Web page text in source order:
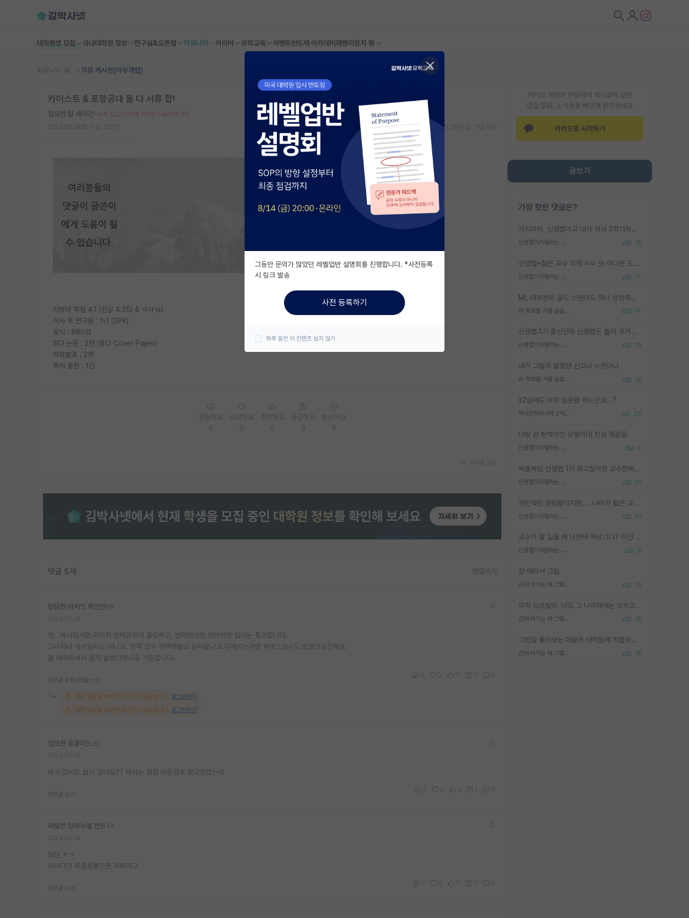
대학원생 모집 국내대학원 정보 연구실&오픈랩 커뮤니티 커리어 유학교육 이벤트반도체 아카데미 재팬라운지 🌸
커뮤니티 홈 자유 게시판(아무개랩)
카카오 계정과 연동하여 게시글에 달린
댓글 알람, 소식등을 빠르게 받아보세요
카카오로 시작하기
글쓰기
가장 핫한 댓글은?
가지마라. 신생랩이고 내가 석사 3학기차인데 최고참인데 나도 아무것도 모르는데 교수가 후배들 왜 논문 교육 안시키냐. 논문 왜 안 써오냐 닦달한다
신생랩가지말라는 이유가 있었구나 19
신생랩+젊은 교수 이게 ㄹㅇ 모 아니면 도인듯.
신생랩가지말라는 이유가 있었구나 17
ML 대부분이 골드 스탠다드 하나 상정해놓고 (벤치마크 데이터셋이 여러 개면 여러 개 상정) 그거 얼마나 잘 맞추나 싸움임 가끔 번뜩이는 설계 철학을 보여주는 논문들도 있지만 대부분 그거 성적 얼마나 더 올리느라에 혈안이 되어 있는 측면이 잇음
AI 학회들 거품 슬슬 지적이 나오네요 14
신생랩 1기 출신인데 신생랩은 줠라 무거운 바벨 같은거임. 들면 대박인데 못들면 깔려 죽음. 아무도 알려주지 않는 환경에서 자생해야하지만, 일단 살아남았다면 그 어떤 사람보다 악착같고 생존력 높은 사람으로 거듭날 수 있음
신생랩가지말라는 이유가 있었구나 19
내가 그렇게 말할땐 신고나 누르더니
AI 학회들 거품 슬슬 지적이 나오네요 12
32살에도 이런 질문을 하는군요...?
박사진학하기에 2억은 괜찮은 (?) 정도의 경제력인가요 25
나랑 걍 판박이인 상황이네 진심 뭐같음
신생랩가지말라는 이유가 있었구나 8
복불복임 신생랩 1기 최고참이면 교수한테 직접 지도받는 시간이 매우 많음 제대로 된 교수라면 말이지 그게 아니라면 그냥 넌 해방 불가능한 노예 1호에 감점쓰레기통이 되는거고
신생랩가지말라는 이유가 있었구나 10
개인적인 경험들이지만.... 나이가 젊은 교수일수록 꼰대라는 가면을 쓴 채로 무례함을 행동하는 경우가 거의 90% 정도였음. 나이가 어린데 다른 또래들과 달리 명예, 권력, 재력까지 얻었으니 세상 다 가진 기분이겠지. 오히러 나이 든 교수들이 행동과 말을 더 조심하시더라.
신생랩가지말라는 이유가 있었구나 10
교수가 할 일을 왜 너한테 떠넘기냐? 이건 교수가 제대로 잘 알지 못하는 경우일텐데...
신생랩가지말라는 이유가 있었구나 8
걍 애라서 그럼
근데 여기는 왜 그렇게 SPK를 물어보는거임? 13
아직 모르잖아. 나도 그 나이때에는 모르고 평가 받고 안심하고 싶었어.
근데 여기는 왜 그렇게 SPK를 물어보는거임? 15
그런걸 물어보는 애들은 대학원에 적합하지 않다
근데 여기는 왜 그렇게 SPK를 물어보는거임? 16
카이스트 & 포항공대 둘 다 서류 합!
집요한 칼 세이건
누적 신고가 20개 이상인 사용자입니다.
스크랩 신고하기
지방대 학점 4.1 (전공 4.25) & 석사 ist
석사 후 연구원 : 1년 (SPK)
토익 : 880점
SCI 논문 : 2편 (둘다 Cover Paper)
학회발표 : 2편
특허 출원 : 1건
댓글 5개 댓글쓰기
답답한 리처드 파인만
엥.. 박사입시면 어차피 컨택유무가 중요하고, 컨택됐으면 웬만하면 입시는 통과합니다.
그나저나 석사입시도 아니고, 양쪽 모두 컨택해놓고 입시끝나고 각재시는거면 욕먹으실수도 있을것같긴해요.
잘 대처하셔서 문제 발생안하시길 기원합니다.
대댓글 2개 대댓글 쓰기
해당 댓글을 보려면 로그인이 필요합니다. 로그인하기
해당 댓글을 보려면 로그인이 필요합니다. 로그인하기
집요한 유클리드
박사 입시도 쉽지 않나요?? 박사는 엄청 쉬운걸로 알고있었는데
대댓글 쓰기
허탈한 임마누엘 칸트
일단 ㅊㅋ
이러다가 최종못붙으면 어쩌려고..
대댓글 쓰기
그동안 문의가 많았던 레벨업반 설명회를 진행합니다. *사전등록
시 링크 발송
사전 등록하기
하루 동안 이 컨텐츠 보지 않기